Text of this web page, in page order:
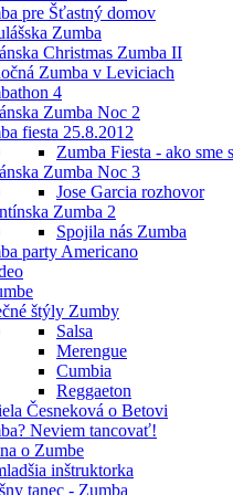
pre Šťastný domov
Zumba
Christmas Zumba II
Zumba v Leviciach
4
Zumba Noc 2
fiesta 25.8.2012
Zumba Fiesta - ako sme
Zumba Noc 3
Jose Garcia rozhovor
Zumba 2
Spojila nás Zumba
party Americano
štýly Zumby
Salsa
Merengue
Cumbia
Reggaeton
Česneková o Betovi
Neviem tancovať!
o Zumbe
inštruktorka
tanec - Zumba